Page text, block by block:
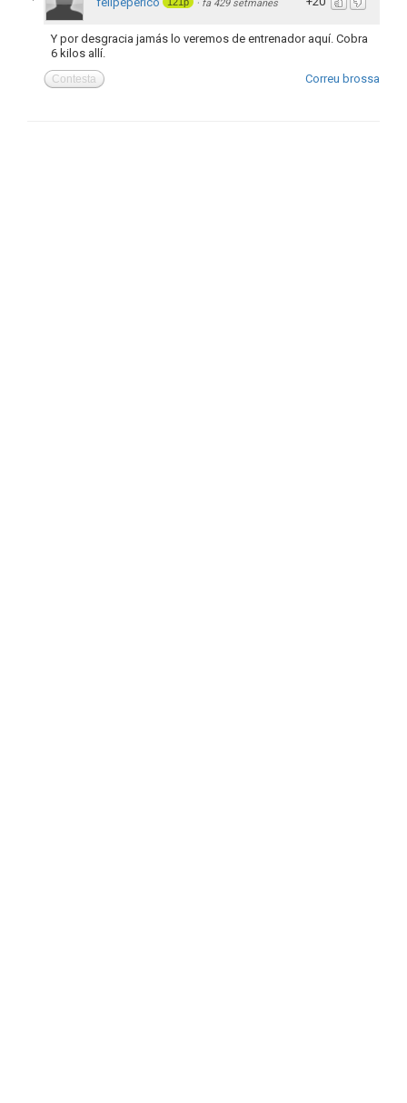
· fa 429 setmanes
Y por desgracia jamás lo veremos de entrenador aquí. Cobra
6 kilos allí.
Correu brossa
Contesta